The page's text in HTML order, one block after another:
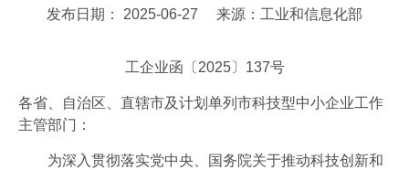
工业视频
会员风采
协会月刊
发布日期： 2025-06-27 来源：工业和信息化部
工企业函〔2025〕137号
各省、自治区、直辖市及计划单列市科技型中小企业工作
主管部门：
为深入贯彻落实党中央、国务院关于推动科技创新和